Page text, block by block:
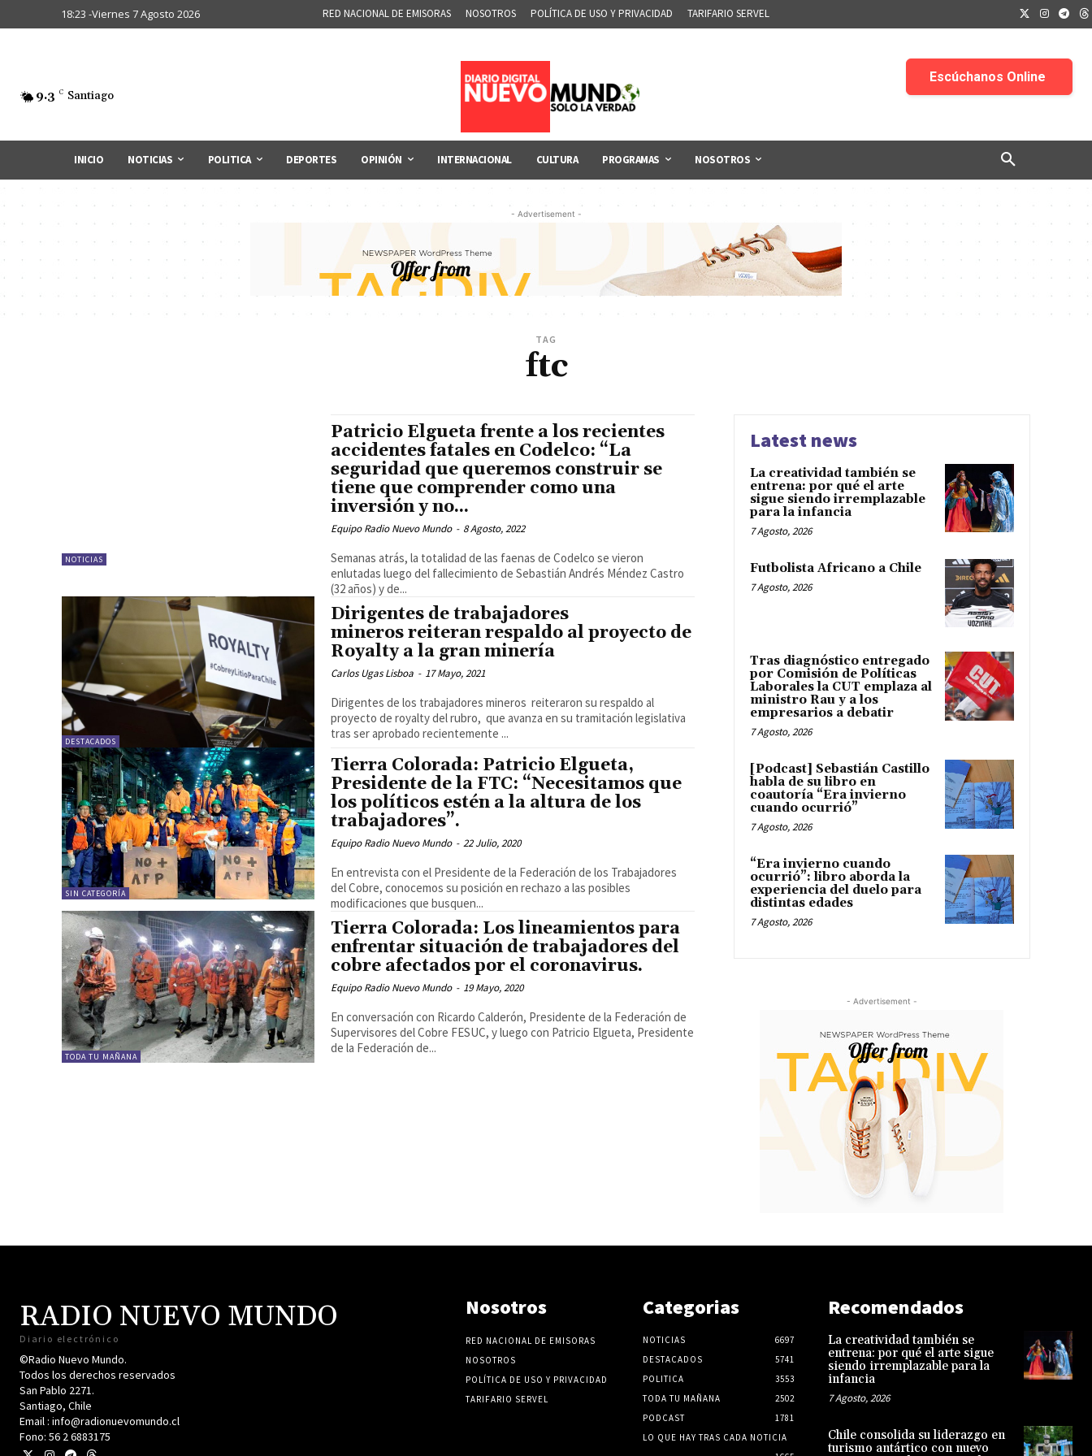
18:23 -Viernes 7 Agosto 2026 RED NACIONAL DE EMISORAS NOSOTROS POLÍTICA DE USO Y PRIVACIDAD TARIFARIO SERVEL
9.3 C Santiago
INICIO NOTICIAS POLITICA DEPORTES OPINIÓN INTERNACIONAL CULTURA PROGRAMAS NOSOTROS
- Advertisement -
TAG
ftc
NOTICIAS
Patricio Elgueta frente a los recientes
accidentes fatales en Codelco: “La
seguridad que queremos construir se
tiene que comprender como una
inversión y no...
Equipo Radio Nuevo Mundo - 8 Agosto, 2022
Semanas atrás, la totalidad de las faenas de Codelco se vieron
enlutadas luego del fallecimiento de Sebastián Andrés Méndez Castro
(32 años) y de...
DESTACADOS
Dirigentes de trabajadores
mineros reiteran respaldo al proyecto de
Royalty a la gran minería
Carlos Ugas Lisboa - 17 Mayo, 2021
Dirigentes de los trabajadores mineros reiteraron su respaldo al
proyecto de royalty del rubro, que avanza en su tramitación legislativa
tras ser aprobado recientemente ...
SIN CATEGORÍA
Tierra Colorada: Patricio Elgueta,
Presidente de la FTC: “Necesitamos que
los políticos estén a la altura de los
trabajadores”.
Equipo Radio Nuevo Mundo - 22 Julio, 2020
En entrevista con el Presidente de la Federación de los Trabajadores
del Cobre, conocemos su posición en rechazo a las posibles
modificaciones que busquen...
TODA TU MAÑANA
Tierra Colorada: Los lineamientos para
enfrentar situación de trabajadores del
cobre afectados por el coronavirus.
Equipo Radio Nuevo Mundo - 19 Mayo, 2020
En conversación con Ricardo Calderón, Presidente de la Federación de
Supervisores del Cobre FESUC, y luego con Patricio Elgueta, Presidente
de la Federación de...
Latest news
La creatividad también se
entrena: por qué el arte
sigue siendo irremplazable
para la infancia
7 Agosto, 2026
Futbolista Africano a Chile
7 Agosto, 2026
Tras diagnóstico entregado
por Comisión de Políticas
Laborales la CUT emplaza al
ministro Rau y a los
empresarios a debatir
7 Agosto, 2026
[Podcast] Sebastián Castillo
habla de su libro en
coautoría “Era invierno
cuando ocurrió”
7 Agosto, 2026
“Era invierno cuando
ocurrió”: libro aborda la
experiencia del duelo para
distintas edades
7 Agosto, 2026
- Advertisement -
RADIO NUEVO MUNDO
Diario electrónico
©Radio Nuevo Mundo.
Todos los derechos reservados
San Pablo 2271.
Santiago, Chile
Email : info@radionuevomundo.cl
Fono: 56 2 6883175
Nosotros
RED NACIONAL DE EMISORAS
NOSOTROS
POLÍTICA DE USO Y PRIVACIDAD
TARIFARIO SERVEL
Categorias
NOTICIAS
6697
DESTACADOS
5741
POLITICA
3553
TODA TU MAÑANA
2502
PODCAST
1781
LO QUE HAY TRAS CADA NOTICIA
Recomendados
La creatividad también se
entrena: por qué el arte sigue
siendo irremplazable para la
infancia
7 Agosto, 2026
Chile consolida su liderazgo en
turismo antártico con nuevo